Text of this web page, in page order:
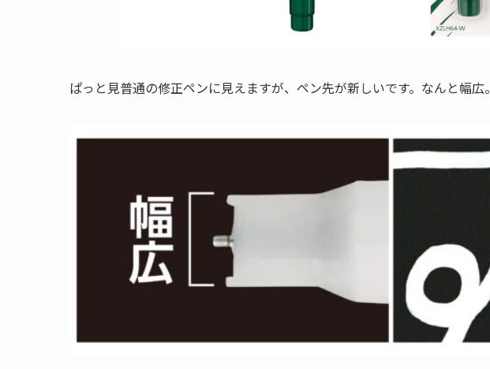
ぱっと見普通の修正ペンに見えますが、ペン先が新しいです。なんと幅広。